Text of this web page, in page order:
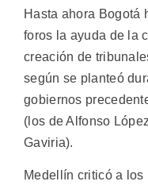
Hasta ahora Bogotá
foros la ayuda de la
creación de
según se planteó
gobiernos
(los de Alfonso
Gaviria).
Medellín criticó a